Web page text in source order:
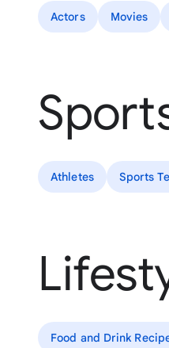
Actors Movies
Athletes Sports
Food and Drink